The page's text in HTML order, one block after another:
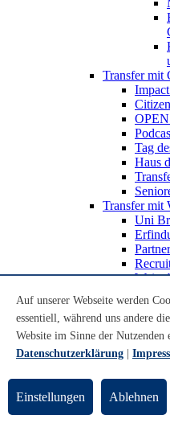
Transfer mit
Tag
Haus
Transfer mit
Uni
UniTransfer
Auf unserer Webseite werden
essentiell, während uns andere
Website im Sinne der Nutzenden
Datenschutzerklärung
Einstellungen Ablehnen